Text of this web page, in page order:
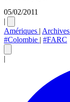
05/02/2011
|
Amériques | Archives
#Colombie | #FARC
|